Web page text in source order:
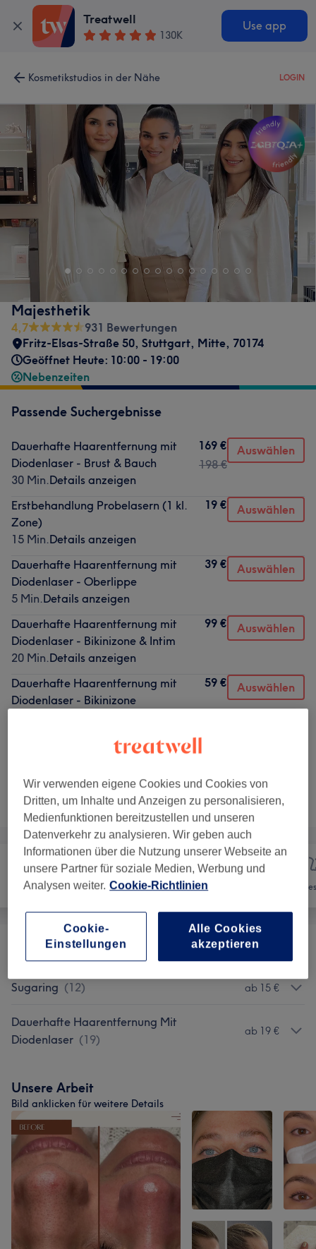
Treatwell
130K
Use app
Kosmetikstudios in der Nähe LOGIN
Majesthetik
4,7
931 Bewertungen
Fritz-Elsas-Straße 50, Stuttgart, Mitte, 70174
Geöffnet Heute: 10:00 - 19:00
Nebenzeiten
Passende Suchergebnisse
Dauerhafte Haarentfernung mit
Diodenlaser - Brust & Bauch
30 Min.Details anzeigen
169 €
198 €
Auswählen
Erstbehandlung Probelasern (1 kl.
Zone)
15 Min.Details anzeigen
19 € Auswählen
Dauerhafte Haarentfernung mit
Diodenlaser - Oberlippe
5 Min.Details anzeigen
39 € Auswählen
Dauerhafte Haarentfernung mit
Diodenlaser - Bikinizone & Intim
20 Min.Details anzeigen
99 € Auswählen
Dauerhafte Haarentfernung mit
Diodenlaser - Bikinizone
59 € Auswählen
5 weitere passende Services anzeigen...
Nicht gefunden wonach du gesucht hast?
Alle Services
Nägel Haarentfernung
Waxing (12 )
Sugaring (12) ab 15 €
Dauerhafte Haarentfernung Mit
Diodenlaser (19)
ab 19 €
Unsere Arbeit
Bild anklicken für weitere Details
Wir verwenden eigene Cookies und Cookies von
Dritten, um Inhalte und Anzeigen zu personalisieren,
Medienfunktionen bereitzustellen und unseren
Datenverkehr zu analysieren. Wir geben auch
Informationen über die Nutzung unserer Webseite an
unsere Partner für soziale Medien, Werbung und
Analysen weiter. Cookie-Richtlinien
Cookie-
Einstellungen
Alle Cookies
akzeptieren